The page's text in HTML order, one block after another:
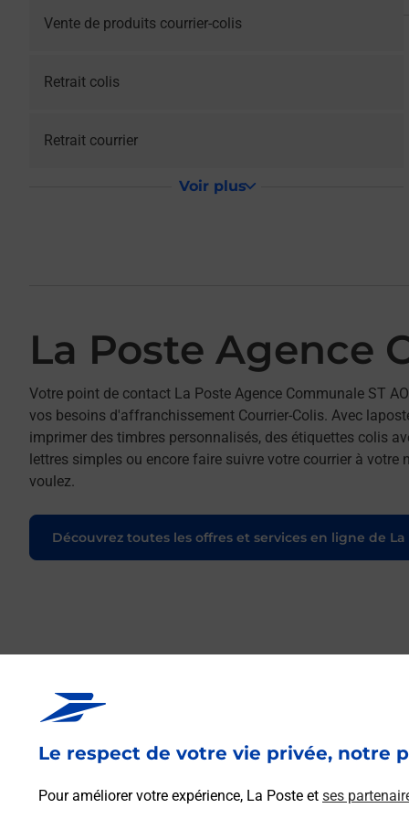
Le respect de votre vie privée, notre
Pour améliorer votre expérience, La Poste et ses
Vente de produits courrier-colis
Retrait colis
Retrait courrier
Voir plus
La Poste Agence
Votre point de contact La Poste Agence Communale ST
vos besoins d'affranchissement Courrier-Colis. Avec
imprimer des timbres personnalisés, des étiquettes colis
lettres simples ou encore faire suivre votre courrier à
voulez.
Découvrez toutes les offres et services en ligne de La